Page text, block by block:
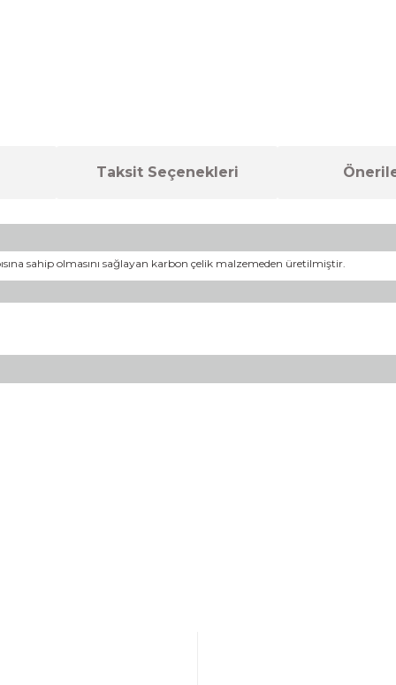
Taksit Seçenekleri
sahip olmasını sağlayan karbon çelik malzemeden üretilmiştir.